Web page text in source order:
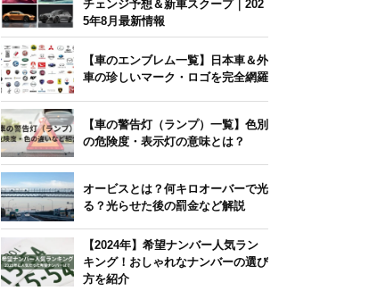
チェンジ予想＆新車スクープ｜202
5年8月最新情報
【車のエンブレム一覧】日本車＆外
車の珍しいマーク・ロゴを完全網羅
【車の警告灯（ランプ）一覧】色別
の危険度・表示灯の意味とは？
オービスとは？何キロオーバーで光
る？光らせた後の罰金など解説
【2024年】希望ナンバー人気ラン
キング！おしゃれなナンバーの選び
方を紹介